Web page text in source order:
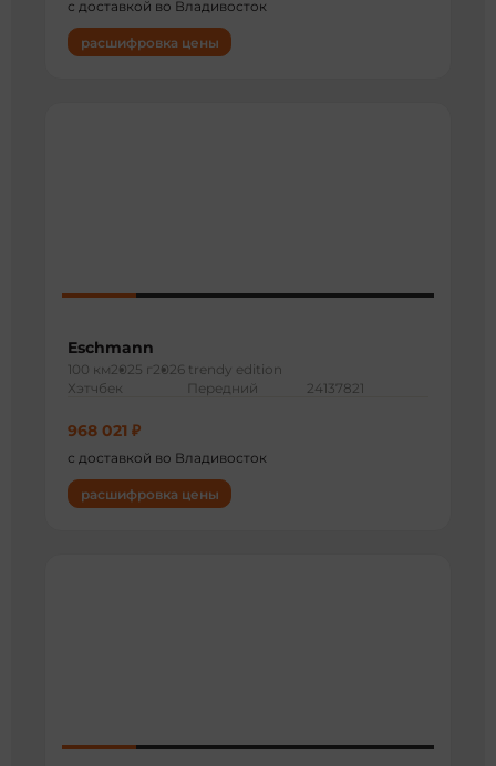
с доставкой во Владивосток
расшифровка цены
Eschmann
100 км2025 г 2026 trendy edition
Хэтчбек
Передний 24137821
968 021 ₽
с доставкой во Владивосток
расшифровка цены